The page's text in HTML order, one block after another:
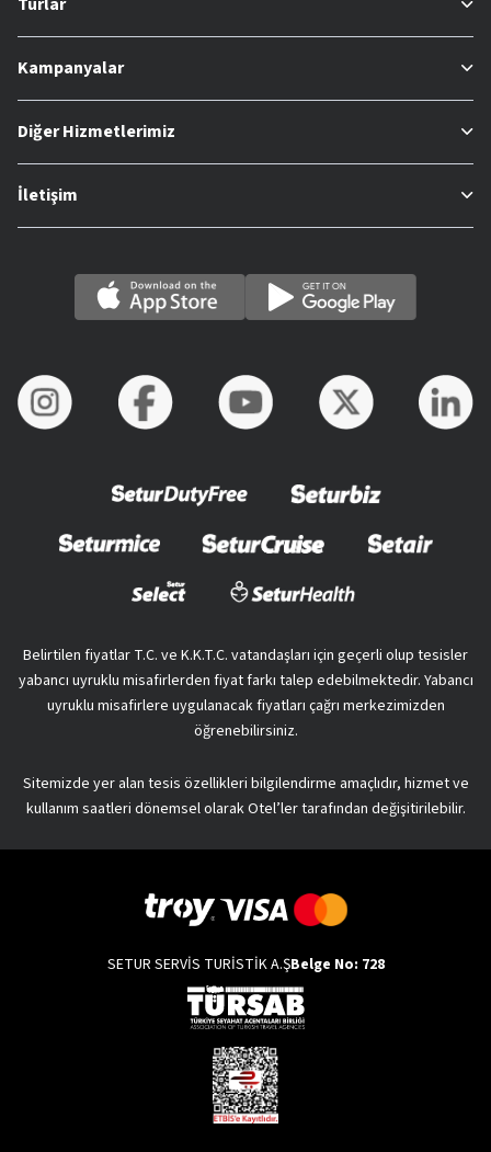
Kampanyalar
Diğer Hizmetlerimiz
İletişim
Belirtilen fiyatlar T.C. ve K.K.T.C. vatandaşları için geçerli olup tesisler
yabancı uyruklu misafirlerden fiyat farkı talep edebilmektedir. Yabancı
uyruklu misafirlere uygulanacak fiyatları çağrı merkezimizden
öğrenebilirsiniz.
Sitemizde yer alan tesis özellikleri bilgilendirme amaçlıdır, hizmet ve
kullanım saatleri dönemsel olarak Otel’ler tarafından değişitirilebilir.
SETUR SERVİS TURİSTİK A.ŞBelge No: 728